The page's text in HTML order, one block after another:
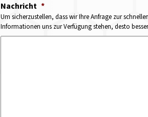
Nachricht *
Um sicherzustellen, dass wir Ihre Anfrage zur
Informationen uns zur Verfügung stehen, desto